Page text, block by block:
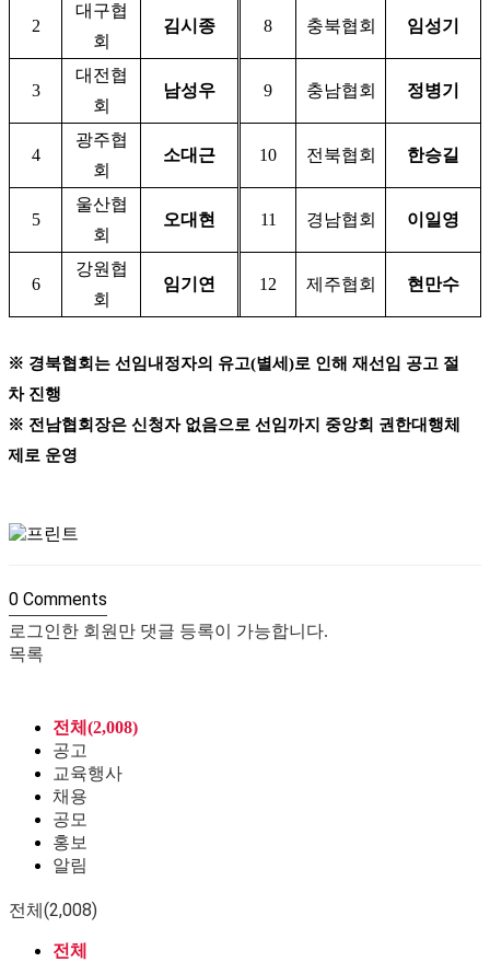
2
대구협
회
김시종 8 충북협회 임성기
3
대전협
회
남성우 9 충남협회 정병기
4
광주협
회
소대근 10 전북협회 한승길
5
울산협
회
오대현 11 경남협회 이일영
6
강원협
회
임기연 12 제주협회 현만수
※ 경북협회는 선임내정자의 유고(별세 )로 인해 재선임 공고 절
차 진행
※ 전남협회장은 신청자 없음으로 선임까지 중앙회 권한대행체
제로 운영
0 Comments
로그인한 회원만 댓글 등록이 가능합니다.
목록
전체(2,008)
공고
교육행사
채용
공모
홍보
알림
전체(2,008)
전체